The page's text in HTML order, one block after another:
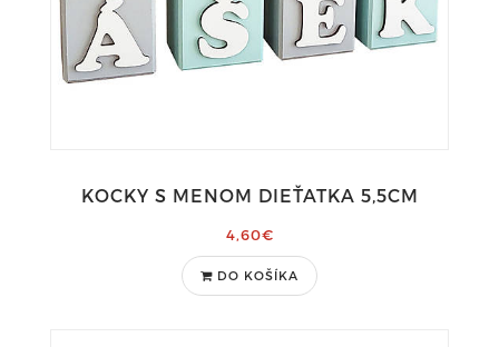
KOCKY S MENOM DIEŤATKA 5,5CM
4,60€
DO KOŠÍKA